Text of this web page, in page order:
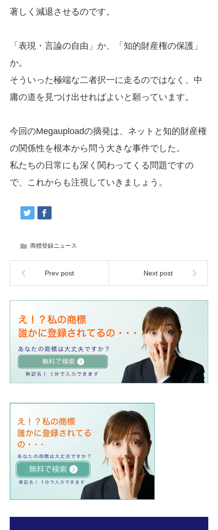
著しく減退させるのです。
「表現・言論の自由」か、「知的財産権の保護」
か。
そういった極端な二者択一に走るのではなく、中
庸の道を見つけ出せればよいと願っています。
今回のMegauploadの摘発は、ネットと知的財産権
の関係性を根本から問う大きな事件でした。
私たちの日常にも深く関わってくる問題ですの
で、これからも注視していきましょう。
商標登録ニュース
Prev post Next post